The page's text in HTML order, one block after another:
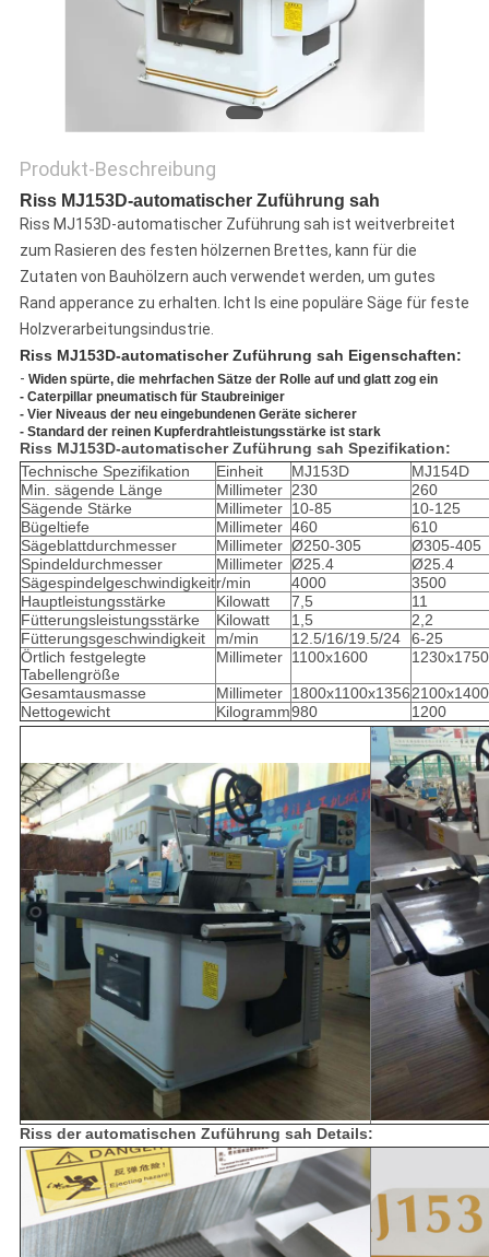
Produkt-Beschreibung
Riss MJ153D-automatischer Zuführung sah
Riss MJ153D-automatischer Zuführung sah ist weitverbreitet
zum Rasieren des festen hölzernen Brettes, kann für die
Zutaten von Bauhölzern auch verwendet werden, um gutes
Rand apperance zu erhalten. Icht I s eine populäre Säge für feste
Holzverarbeitungsindustrie.
Riss MJ153D-automatischer Zuführung sah Eigenschaften:
- Widen spürte, die mehrfachen Sätze der Rolle auf und glatt zog ein
- Caterpillar pneumatisch für Staubreiniger
- Vier Niveaus der neu eingebundenen Geräte sicherer
- Standard der reinen Kupferdrahtleistungsstärke ist stark
Riss MJ153D-automatischer Zuführung sah Spezifikation:
Technische Spezifikation
Einheit MJ153D
MJ154D
Min. sägende Länge
Millimeter 230
260
Sägende Stärke
Millimeter 10-85
10-125
Bügeltiefe
Millimeter 460
610
Sägeblattdurchmesser
Millimeter Ø250-305
Ø305-405
Spindeldurchmesser
Millimeter Ø25.4
Ø25.4
Sägespindelgeschwindigkeitr/min 4000
3500
Hauptleistungsstärke
Kilowatt 7,5
11
Fütterungsleistungsstärke
Kilowatt 1,5
2,2
Fütterungsgeschwindigkeit
m/min 12.5/16/19.5/24
6-25
Örtlich festgelegte
Tabellengröße
Millimeter 1100x1600 1230x1750
Gesamtausmasse Millimeter 1800x1100x1356
Nettogewicht
Kilogramm980 1200
Riss der automatischen Zuführung sah Details: